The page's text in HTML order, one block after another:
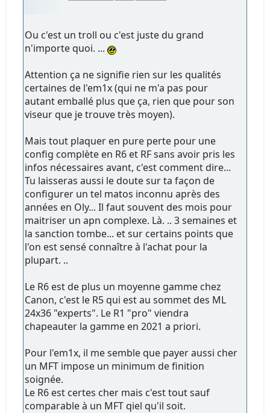
Ou c'est un troll ou c'est juste du grand
n'importe quoi. ...
Attention ça ne signifie rien sur les qualités
certaines de l'em1x (qui ne m'a pas pour
autant emballé plus que ça, rien que pour son
viseur que je trouve très moyen).
Mais tout plaquer en pure perte pour une
config complète en R6 et RF sans avoir pris les
infos nécessaires avant, c'est comment dire...
Tu laisseras aussi le doute sur ta façon de
configurer un tel matos inconnu après des
années en Oly... Il faut souvent des mois pour
maitriser un apn complexe. Là. .. 3 semaines et
la sanction tombe... et sur certains points que
l'on est sensé connaître à l'achat pour la
plupart. ..
Le R6 est de plus un moyenne gamme chez
Canon, c'est le R5 qui est au sommet des ML
24x36 "experts". Le R1 "pro" viendra
chapeauter la gamme en 2021 a priori.
Pour l'em1x, il me semble que payer aussi cher
un MFT impose un minimum de finition
soignée.
Le R6 est certes cher mais c'est tout sauf
comparable à un MFT qiel qu'il soit.